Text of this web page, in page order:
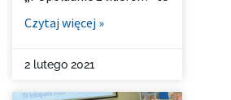
Czytaj więcej »
2 lutego 2021